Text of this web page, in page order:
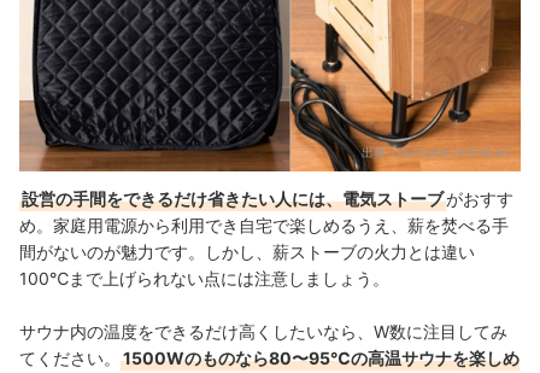
出典：revitalize.official.ec
設営の手間をできるだけ省きたい人には、電気ストーブがおすす
め。家庭用電源から利用でき自宅で楽しめるうえ、薪を焚べる手
間がないのが魅力です。
しかし、薪ストーブの火力とは違い
100℃まで上げられない点には注意しましょう。
サウナ内の温度をできるだけ高くしたいなら、W数に注目してみ
てください。
1500Wのものなら80〜95℃の高温サウナを楽しめ